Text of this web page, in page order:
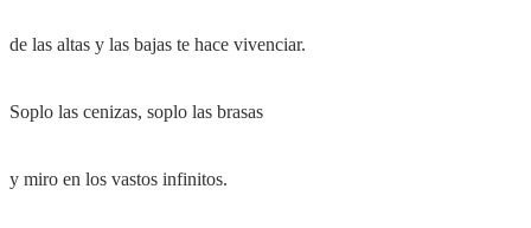
de las altas y las bajas te hace vivenciar.
Soplo las cenizas, soplo las brasas
y miro en los vastos infinitos.